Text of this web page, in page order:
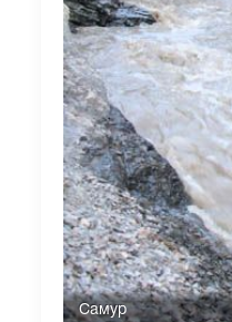
Самур